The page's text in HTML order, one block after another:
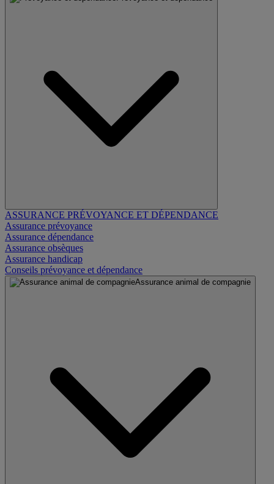
ASSURANCE PRÉVOYANCE ET DÉPENDANCE
Assurance prévoyance
Assurance dépendance
Assurance obsèques
Assurance handicap
Conseils prévoyance et dépendance
Assurance animal de compagnie